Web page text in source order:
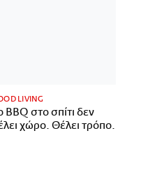
LIVING
BBQ στο σπίτι δεν
χώρο. Θέλει τρόπο.